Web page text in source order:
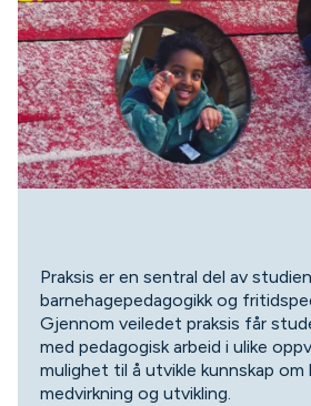
Praksis er en sentral del av
barnehagepedagogikk og
Gjennom veiledet praksis får
med pedagogisk arbeid i ulike
mulighet til å utvikle kunnskap om
medvirkning og utvikling.